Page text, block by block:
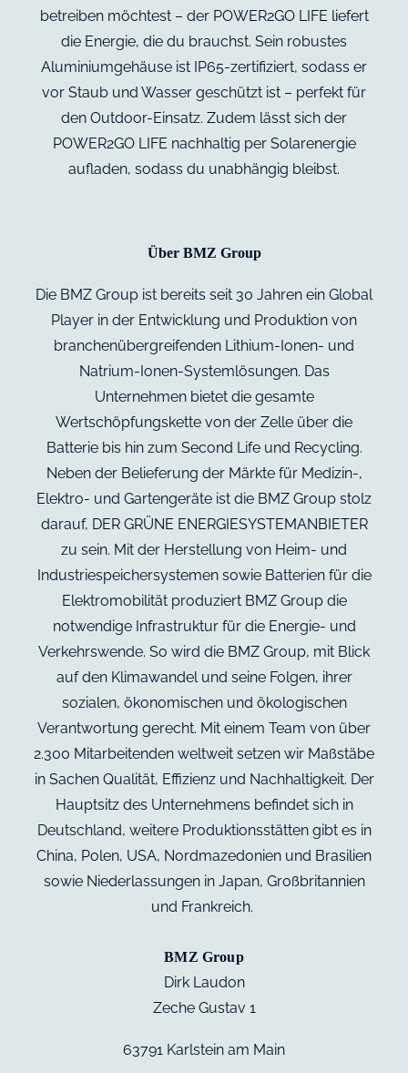
betreiben möchtest – der POWER2GO LIFE liefert
die Energie, die du brauchst. Sein robustes
Aluminiumgehäuse ist IP65-zertifiziert, sodass er
vor Staub und Wasser geschützt ist – perfekt für
den Outdoor-Einsatz. Zudem lässt sich der
POWER2GO LIFE nachhaltig per Solarenergie
aufladen, sodass du unabhängig bleibst.
Über BMZ Group
Die BMZ Group ist bereits seit 30 Jahren ein Global
Player in der Entwicklung und Produktion von
branchenübergreifenden Lithium-Ionen- und
Natrium-Ionen-Systemlösungen. Das
Unternehmen bietet die gesamte
Wertschöpfungskette von der Zelle über die
Batterie bis hin zum Second Life und Recycling.
Neben der Belieferung der Märkte für Medizin-,
Elektro- und Gartengeräte ist die BMZ Group stolz
darauf, DER GRÜNE ENERGIESYSTEMANBIETER
zu sein. Mit der Herstellung von Heim- und
Industriespeichersystemen sowie Batterien für die
Elektromobilität produziert BMZ Group die
notwendige Infrastruktur für die Energie- und
Verkehrswende. So wird die BMZ Group, mit Blick
auf den Klimawandel und seine Folgen, ihrer
sozialen, ökonomischen und ökologischen
Verantwortung gerecht. Mit einem Team von über
2.300 Mitarbeitenden weltweit setzen wir Maßstäbe
in Sachen Qualität, Effizienz und Nachhaltigkeit. Der
Hauptsitz des Unternehmens befindet sich in
Deutschland, weitere Produktionsstätten gibt es in
China, Polen, USA, Nordmazedonien und Brasilien
sowie Niederlassungen in Japan, Großbritannien
und Frankreich.
BMZ Group
Dirk Laudon
Zeche Gustav 1
63791 Karlstein am Main